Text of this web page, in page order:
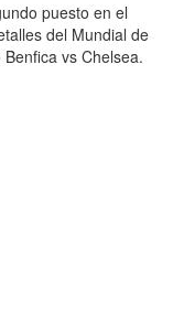
puesto en el
del Mundial de
vs Chelsea.